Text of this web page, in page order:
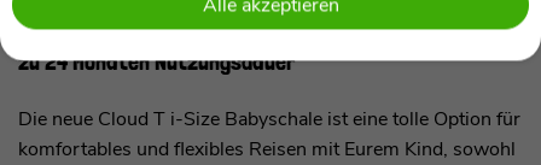
Die neue Cloud T i-Size Babyschale von Cybex mit bis
zu 24 Monaten Nutzungsdauer
Die neue Cloud T i-Size Babyschale ist eine tolle Option für
komfortables und flexibles Reisen mit Eurem Kind, sowohl